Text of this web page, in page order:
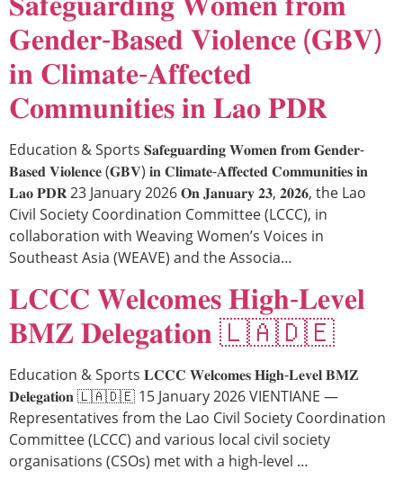
𝐆𝐞𝐧𝐝𝐞𝐫-𝐁𝐚𝐬𝐞𝐝 𝐕𝐢𝐨𝐥𝐞𝐧𝐜𝐞 (𝐆𝐁𝐕)
𝐢𝐧 𝐂𝐥𝐢𝐦𝐚𝐭𝐞-𝐀𝐟𝐟𝐞𝐜𝐭𝐞𝐝
𝐂𝐨𝐦𝐦𝐮𝐧𝐢𝐭𝐢𝐞𝐬 𝐢𝐧 𝐋𝐚𝐨 𝐏𝐃𝐑
Education & Sports 𝐒𝐚𝐟𝐞𝐠𝐮𝐚𝐫𝐝𝐢𝐧𝐠 𝐖𝐨𝐦𝐞𝐧 𝐟𝐫𝐨𝐦 𝐆𝐞𝐧𝐝𝐞𝐫-
𝐁𝐚𝐬𝐞𝐝 𝐕𝐢𝐨𝐥𝐞𝐧𝐜𝐞 (𝐆𝐁𝐕) 𝐢𝐧 𝐂𝐥𝐢𝐦𝐚𝐭𝐞-𝐀𝐟𝐟𝐞𝐜𝐭𝐞𝐝 𝐂𝐨𝐦𝐦𝐮𝐧𝐢𝐭𝐢𝐞𝐬 𝐢𝐧
𝐋𝐚𝐨 𝐏𝐃𝐑 23 January 2026 𝐎𝐧 𝐉𝐚𝐧𝐮𝐚𝐫𝐲 𝟐𝟑, 𝟐𝟎𝟐𝟔, the Lao
Civil Society Coordination Committee (LCCC), in
collaboration with Weaving Women’s Voices in
Southeast Asia (WEAVE) and the Associa…
𝐋𝐂𝐂𝐂 𝐖𝐞𝐥𝐜𝐨𝐦𝐞𝐬 𝐇𝐢𝐠𝐡-𝐋𝐞𝐯𝐞𝐥
𝐁𝐌𝐙 𝐃𝐞𝐥𝐞𝐠𝐚𝐭𝐢𝐨𝐧 🇱🇦🇩🇪
Education & Sports 𝐋𝐂𝐂𝐂 𝐖𝐞𝐥𝐜𝐨𝐦𝐞𝐬 𝐇𝐢𝐠𝐡-𝐋𝐞𝐯𝐞𝐥 𝐁𝐌𝐙
𝐃𝐞𝐥𝐞𝐠𝐚𝐭𝐢𝐨𝐧 🇱🇦🇩🇪 15 January 2026 VIENTIANE —
Representatives from the Lao Civil Society Coordination
Committee (LCCC) and various local civil society
organisations (CSOs) met with a high-level …